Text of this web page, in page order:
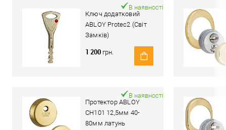
Ключ додатковий
ABLOY Protec2 (Світ
Замків)
В наявності
1 200 грн.
Протектор ABLOY
CH101 12,5мм 40-
80мм латунь
В наявності